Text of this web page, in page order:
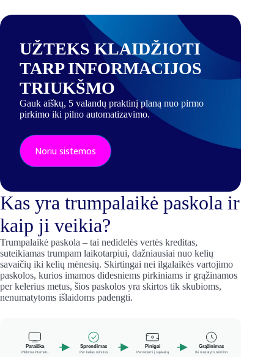
UŽTEKS KLAIDŽIOTI
TARP INFORMACIJOS
TRIUKŠMO
Gauk aiškų, 5 valandų praktinį planą nuo pirmo
pirkimo iki pilno automatizavimo.
Noriu sistemos
Kas yra trumpalaikė paskola ir
kaip ji veikia?
Trumpalaikė paskola – tai nedidelės vertės kreditas,
suteikiamas trumpam laikotarpiui, dažniausiai nuo kelių
savaičių iki kelių mėnesių. Skirtingai nei ilgalaikės vartojimo
paskolos, kurios imamos didesniems pirkiniams ir grąžinamos
per kelerius metus, šios paskolos yra skirtos tik skubioms,
nenumatytoms išlaidoms padengti.